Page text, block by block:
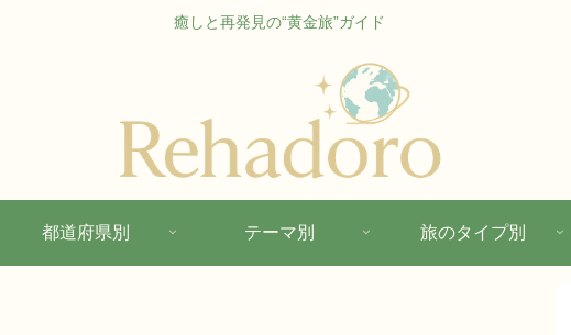
癒しと再発見の“黄金旅”ガイド
都道府県別 テーマ別 旅のタイプ別